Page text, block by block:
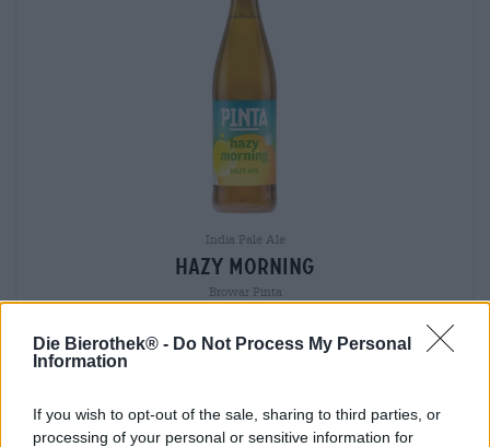
Die Bierothek® - Do Not Process My Personal
Information
If you wish to opt-out of the sale, sharing to third parties, or
processing of your personal or sensitive information for
India Pale Ale
Hazy Morning
Browar Pinta
€ 4,59
EINWEG
Esaurito